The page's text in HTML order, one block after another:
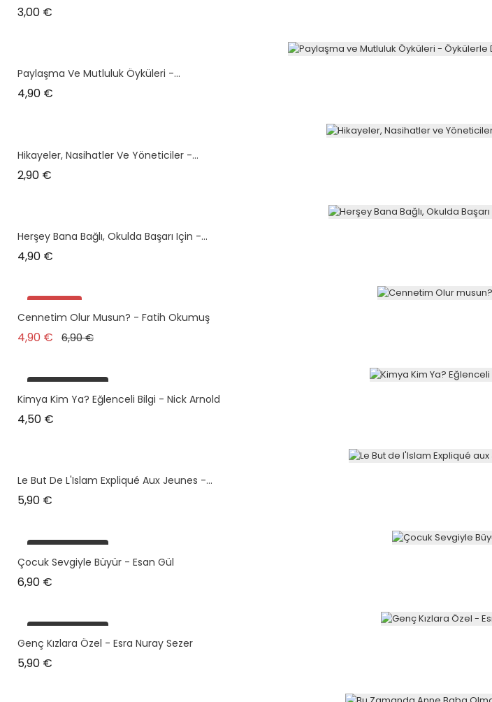
3,00 €
Paylaşma Ve Mutluluk Öyküleri -...
4,90 €
Hikayeler, Nasihatler Ve Yöneticiler -...
2,90 €
Herşey Bana Bağlı, Okulda Başarı Için -...
4,90 €
Promo !
plus en stock
Cennetim Olur Musun? - Fatih Okumuş
4,90 € Prix de base
6,90 €Prix
plus en stock
Kimya Kim Ya? Eğlenceli Bilgi - Nick Arnold
4,50 €
Le But De L'Islam Expliqué Aux Jeunes -...
5,90 €
plus en stock
Çocuk Sevgiyle Büyür - Esan Gül
6,90 €
plus en stock
Genç Kızlara Özel - Esra Nuray Sezer
5,90 €